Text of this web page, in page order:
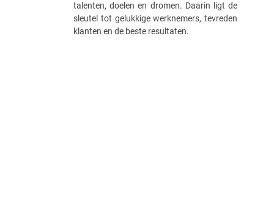
talenten, doelen en dromen. Daarin ligt de
sleutel tot gelukkige werknemers, tevreden
klanten en de beste resultaten.